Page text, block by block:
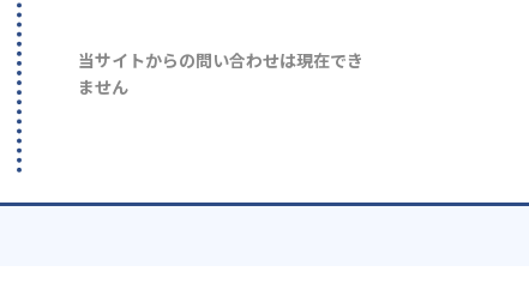
当サイトからの問い合わせは現在でき
ません